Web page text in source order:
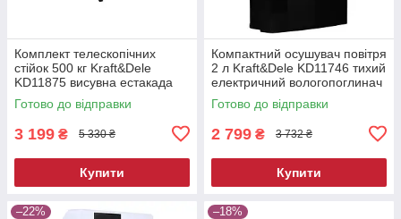
Комплект телескопічних
стійок 500 кг Kraft&Dele
KD11875 висувна естакада
Готово до відправки
3 199 ₴ 5 330 ₴
Купити
Компактний осушувач повітря
2 л Kraft&Dele KD11746 тихий
електричний вологопоглинач
Готово до відправки
2 799 ₴ 3 732 ₴
Купити
–22% –18%